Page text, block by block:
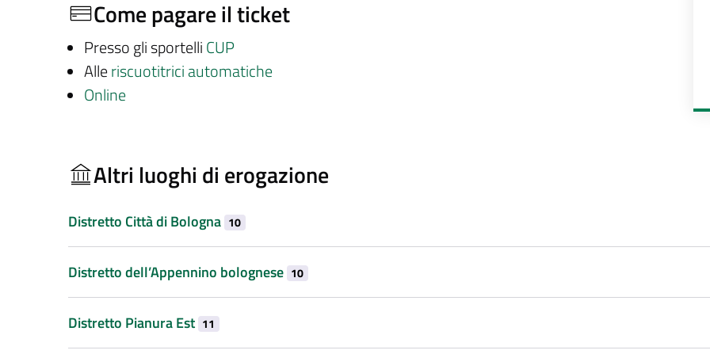
Come pagare il ticket
Presso gli sportelli CUP
Alleriscuotitrici automatiche
Online
Altri luoghi di erogazione
Distretto Città di Bologna 10
Distretto dell’Appennino bolognese 10
Distretto Pianura Est 11